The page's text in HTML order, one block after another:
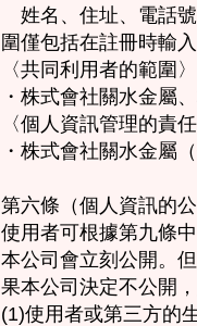
姓名、住址、電話
圍僅包括在註冊時輸入
〈共同利用者的範圍〉
・株式會社關水金屬
〈個人資訊管理的責任
・株式會社關水金屬
第六條（個人資訊的公
使用者可根據第九條
本公司會立刻公開。
果本公司決定不公開
​(1)使用者或第三方的